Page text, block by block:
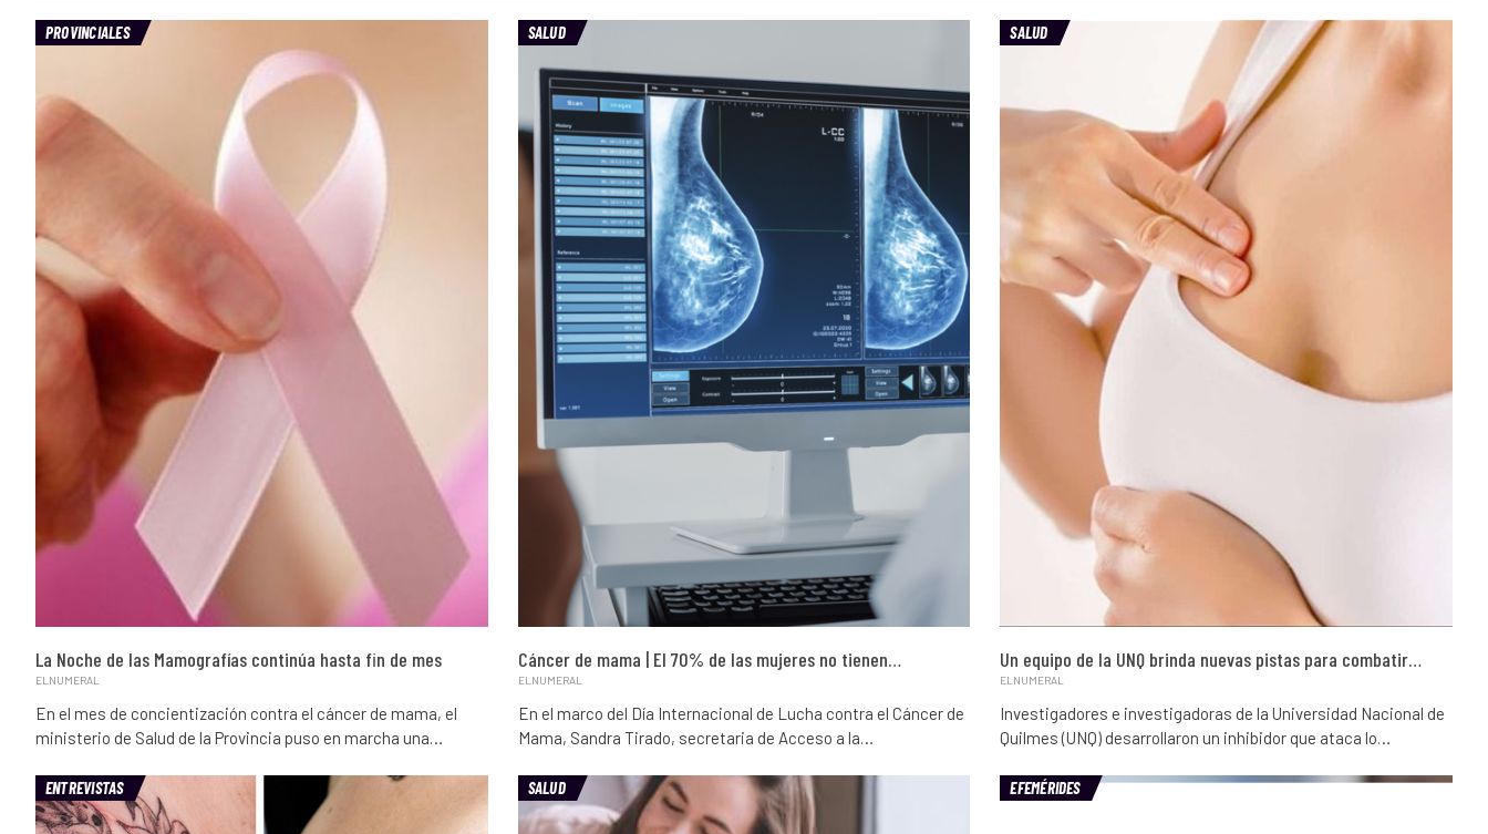
PROVINCIALES
La Noche de las Mamografías continúa hasta fin de mes
ELNUMERAL
En el mes de concientización contra el cáncer de mama, el
ministerio de Salud de la Provincia puso en marcha una…
SALUD
Cáncer de mama | El 70% de las mujeres no tienen…
ELNUMERAL
En el marco del Día Internacional de Lucha contra el Cáncer de
Mama, Sandra Tirado, secretaria de Acceso a la…
SALUD
Un equipo de la UNQ brinda nuevas pistas para combatir…
ELNUMERAL
Investigadores e investigadoras de la Universidad Nacional de
Quilmes (UNQ) desarrollaron un inhibidor que ataca lo…
ENTREVISTAS SALUD EFEMÉRIDES